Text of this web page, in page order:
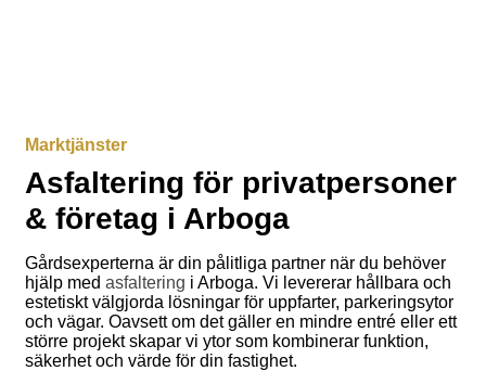
Marktjänster
Asfaltering för privatpersoner
& företag i Arboga
Gårdsexperterna är din pålitliga partner när du behöver
hjälp med asfaltering i Arboga. Vi levererar hållbara och
estetiskt välgjorda lösningar för uppfarter, parkeringsytor
och vägar. Oavsett om det gäller en mindre entré eller ett
större projekt skapar vi ytor som kombinerar funktion,
säkerhet och värde för din fastighet.